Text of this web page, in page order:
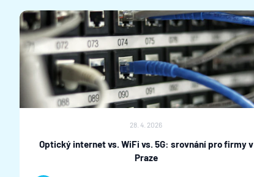
28. 4. 2026
Optický internet vs. WiFi vs. 5G: srovnání pro firmy v
Praze